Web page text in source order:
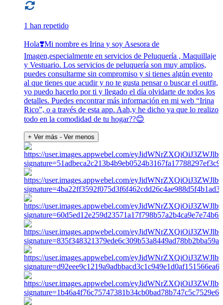
1 han repetido
Hola❣️Mi nombre es Irina y soy Asesora de
Imagen,especialmente en servicios de Peluquería , Maquillaje
y Vestuario. Los servicios de peluquería son muy amplios,
puedes consultarme sin compromiso y si tienes algún evento
al que tienes que acudir y no te gusta pensar o buscar el outfit,
yo puedo hacerlo por ti y llegado el día olvidarte de todos los
detalles. Puedes encontrar más información en mi web “Irina
Rico”, o a través de esta app. Aah,y he dicho ya que lo realizo
todo en la comodidad de tu hogar??😊
+ Ver más - Ver menos